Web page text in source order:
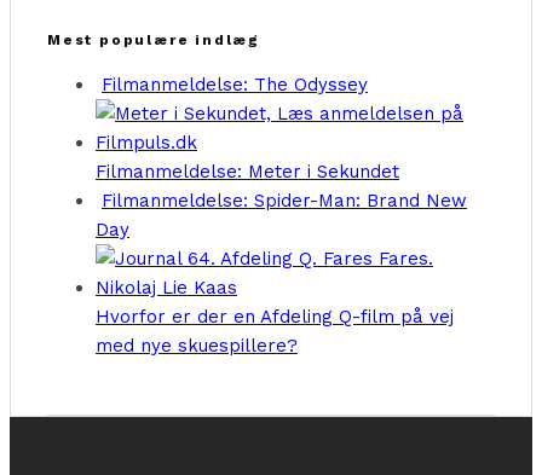
Mest populære indlæg
Filmanmeldelse: The Odyssey
Filmanmeldelse: Meter i Sekundet
Filmanmeldelse: Spider-Man: Brand New
Day
Hvorfor er der en Afdeling Q-film på vej
med nye skuespillere?